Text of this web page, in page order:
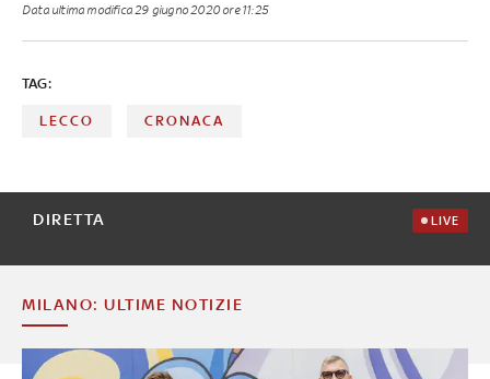
Data ultima modifica 29 giugno 2020 ore 11:25
TAG:
LECCO CRONACA
DIRETTA LIVE
MILANO: ULTIME NOTIZIE